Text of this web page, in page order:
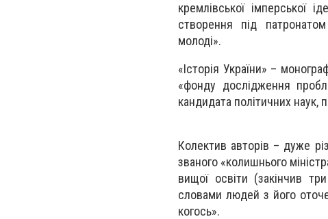
кремлівської імперської
створення під патронатом
молоді».
«Історія України» –
«фонду дослідження
кандидата політичних наук,
Колектив авторів – дуже
званого «колишнього
вищої освіти (закінчив
словами людей з його
когось».